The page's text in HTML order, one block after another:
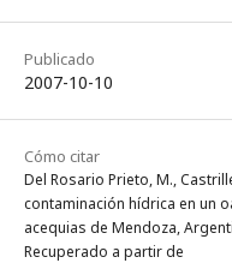
Publicado
2007-10-10
Cómo citar
Del Rosario Prieto, M.,
contaminación hídrica en un
acequias de Mendoza,
Recuperado a partir de